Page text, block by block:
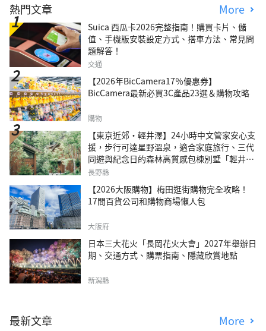
熱門文章 More
Suica 西瓜卡2026完整指南！購買卡片、儲
值、手機版安裝設定方式、搭車方法、常見問
題解答！
交通
【2026年BicCamera17％優惠券】
BicCamera最新必買3C產品23選＆購物攻略
購物
【東京近郊・輕井澤】24小時中文管家安心支
援，步行可達星野溫泉，適合家庭旅行、三代
同遊與紀念日的森林高質感包棟別墅「輕井澤
森四季VILLA」
長野縣
【2026大阪購物】梅田逛街購物完全攻略！
17間百貨公司和購物商場懶人包
大阪府
日本三大花火「長岡花火大會」2027年舉辦日
期、交通方式、購票指南、隱藏欣賞地點
新潟縣
最新文章 More